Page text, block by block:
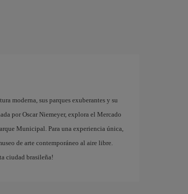
moderna, sus parques exuberantes y su
por Oscar Niemeyer, explora el Mercado
Municipal. Para una experiencia única,
de arte contemporáneo al aire libre.
ciudad brasileña!